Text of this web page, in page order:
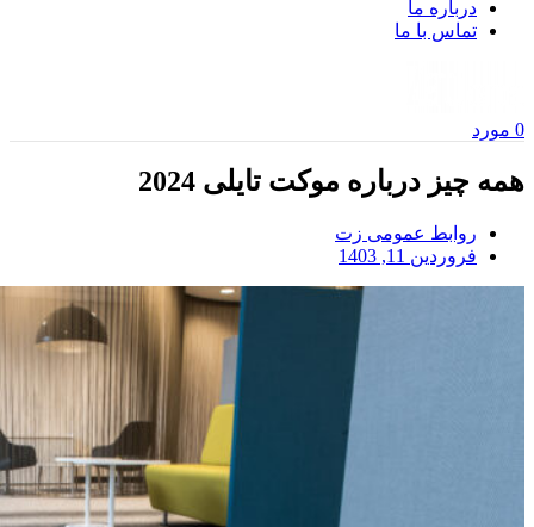
درباره ما
تماس با ما
0 مورد
همه چیز درباره موکت تایلی 2024
روابط عمومی زت
فروردین 11, 1403